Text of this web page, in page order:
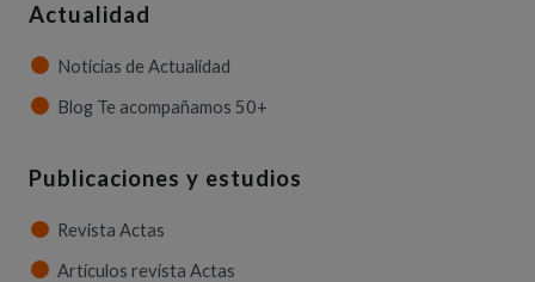
Actualidad
Noticias de Actualidad
Blog Te acompañamos 50+
Publicaciones y estudios
Revista Actas
Artículos revista Actas